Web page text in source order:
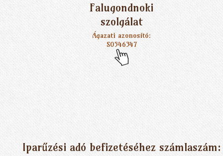
Falugondnoki
szolgálat
Ágazati azonosító:
S0546347
Iparűzési adó befizetéséhez számlaszám: